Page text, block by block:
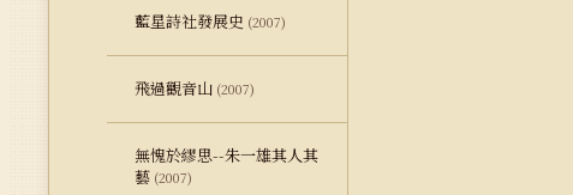
藍星詩社發展史 (2007)
飛過觀音山 (2007)
無愧於繆思--朱一雄其人其
藝 (2007)